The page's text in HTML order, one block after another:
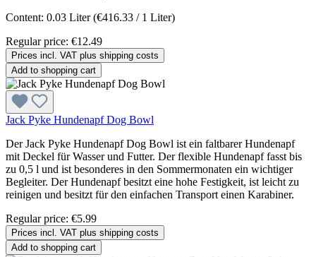
Content: 0.03 Liter(€416.33 / 1 Liter)
Regular price: €12.49
Prices incl. VAT plus shipping costs
Add to shopping cart
Jack Pyke Hundenapf Dog Bowl
Der Jack Pyke Hundenapf Dog Bowl ist ein faltbarer Hundenapf
mit Deckel für Wasser und Futter. Der flexible Hundenapf fasst bis
zu 0,5 l und ist besonderes in den Sommermonaten ein wichtiger
Begleiter. Der Hundenapf besitzt eine hohe Festigkeit, ist leicht zu
reinigen und besitzt für den einfachen Transport einen Karabiner.
Regular price: €5.99
Prices incl. VAT plus shipping costs
Add to shopping cart